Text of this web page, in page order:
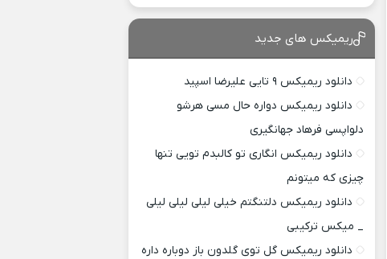
ریمیکس های جدید
دانلود ریمیکس ۹ تایی علیرضا اسپید
دانلود ریمیکس دواره حال مسی هرشو
دلواپسی فرهاد جهانگیری
دانلود ریمیکس انگاری تو کالبدم تویی تنها
چیزی که میتونم
دانلود ریمیکس دلتنگتم خیلی لیلی لیلی لیلی
_ میکس ترکیبی
دانلود ریمیکس گل توی گلدون باز دوباره داره